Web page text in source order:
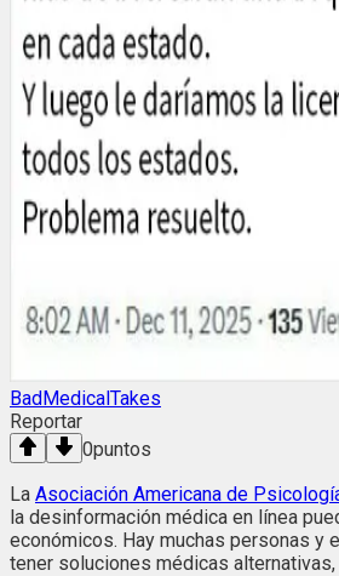
BadMedicalTakes
Reportar
0puntos
La Asociación Americana de
la desinformación médica en línea
económicos. Hay muchas personas y
tener soluciones médicas